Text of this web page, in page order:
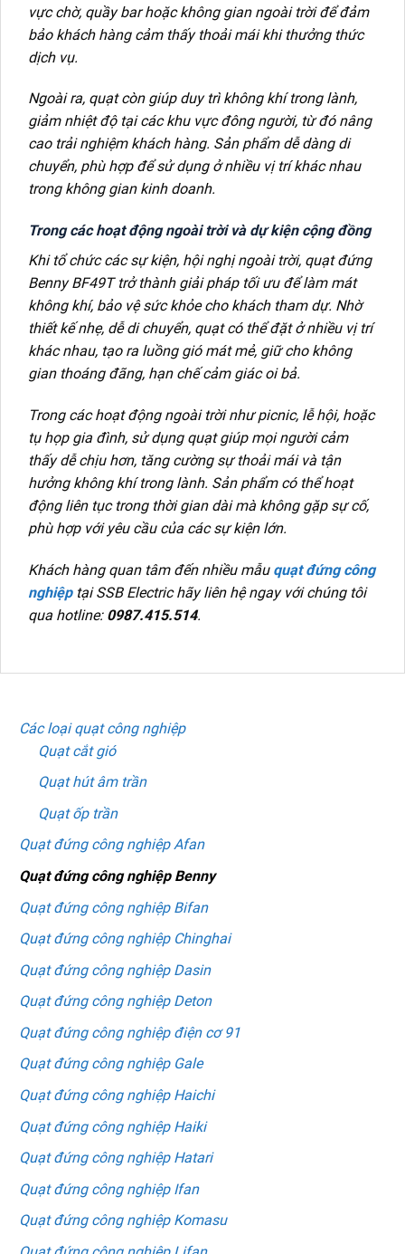
vực chờ, quầy bar hoặc không gian ngoài trời để đảm
bảo khách hàng cảm thấy thoải mái khi thưởng thức
dịch vụ.
Ngoài ra, quạt còn giúp duy trì không khí trong lành,
giảm nhiệt độ tại các khu vực đông người, từ đó nâng
cao trải nghiệm khách hàng. Sản phẩm dễ dàng di
chuyển, phù hợp để sử dụng ở nhiều vị trí khác nhau
trong không gian kinh doanh.
Trong các hoạt động ngoài trời và dự kiện cộng đồng
Khi tổ chức các sự kiện, hội nghị ngoài trời, quạt đứng
Benny BF49T trở thành giải pháp tối ưu để làm mát
không khí, bảo vệ sức khỏe cho khách tham dự. Nhờ
thiết kế nhẹ, dễ di chuyển, quạt có thể đặt ở nhiều vị trí
khác nhau, tạo ra luồng gió mát mẻ, giữ cho không
gian thoáng đãng, hạn chế cảm giác oi bả.
Trong các hoạt động ngoài trời như picnic, lễ hội, hoặc
tụ họp gia đình, sử dụng quạt giúp mọi người cảm
thấy dễ chịu hơn, tăng cường sự thoải mái và tận
hưởng không khí trong lành. Sản phẩm có thể hoạt
động liên tục trong thời gian dài mà không gặp sự cố,
phù hợp với yêu cầu của các sự kiện lớn.
Khách hàng quan tâm đến nhiều mẫu quạt đứng công
nghiệptại SSB Electric hãy liên hệ ngay với chúng tôi
qua hotline: 0987.415.514.
Các loại quạt công nghiệp
Quạt cắt gió
Quạt hút âm trần
Quạt ốp trần
Quạt đứng công nghiệp Afan
Quạt đứng công nghiệp Benny
Quạt đứng công nghiệp Bifan
Quạt đứng công nghiệp Chinghai
Quạt đứng công nghiệp Dasin
Quạt đứng công nghiệp Deton
Quạt đứng công nghiệp điện cơ 91
Quạt đứng công nghiệp Gale
Quạt đứng công nghiệp Haichi
Quạt đứng công nghiệp Haiki
Quạt đứng công nghiệp Hatari
Quạt đứng công nghiệp Ifan
Quạt đứng công nghiệp Komasu